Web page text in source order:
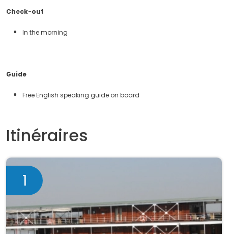
Check-out
In the morning
Guide
Free English speaking guide on board
Itinéraires
1